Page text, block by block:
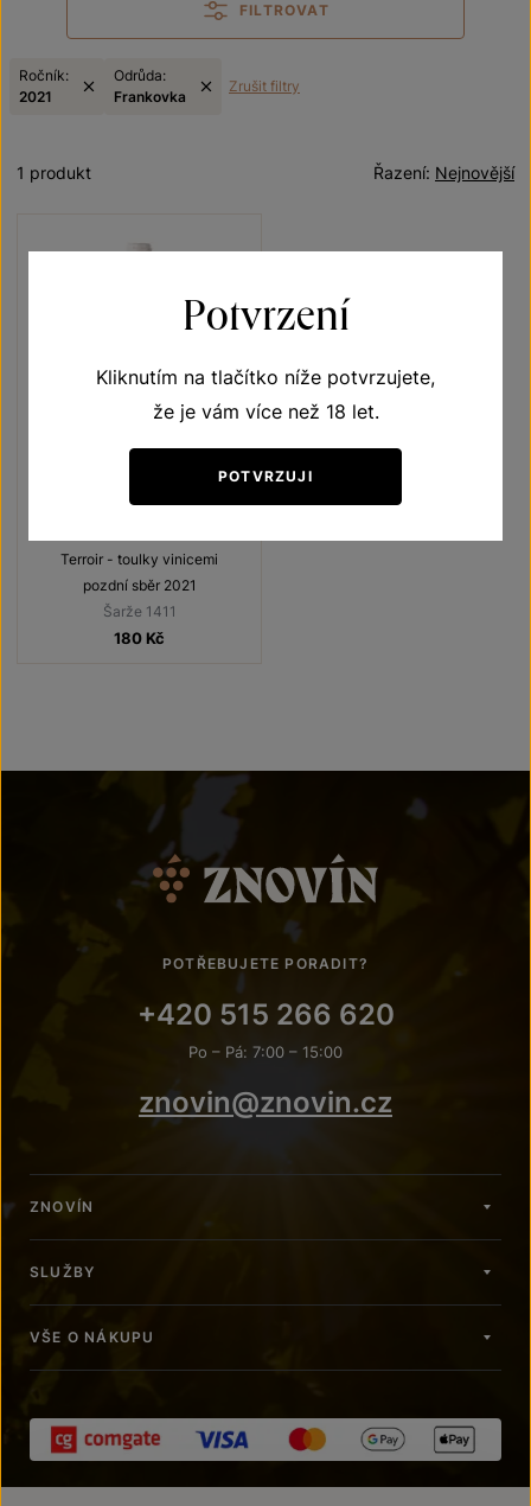
FILTROVAT
Ročník:
2021
Odrůda:
Frankovka
Zrušit filtry
Nejnovější
Řazení:
1 produkt
Terroir - toulky vinicemi
pozdní sběr 2021
Šarže 1411
180 Kč
POTŘEBUJETE PORADIT?
+420 515 266 620
Po – Pá: 7:00 – 15:00
znovin@znovin.cz
ZNOVÍN
SLUŽBY
VŠE O NÁKUPU
Potvrzení
Kliknutím na tlačítko níže potvrzujete,
že je vám více než 18 let.
POTVRZUJI